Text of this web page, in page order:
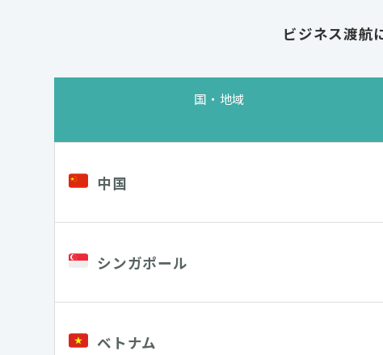
ビジネス渡航
国・地域
中国
シンガポール
ベトナム